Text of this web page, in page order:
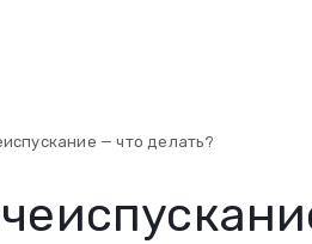
— что делать?